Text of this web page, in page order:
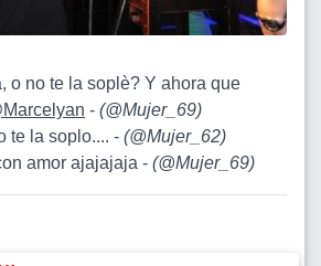
o no te la soplè? Y ahora que
- (@Mujer_69)
te la soplo.... - (@Mujer_62)
amor ajajajaja - (@Mujer_69)